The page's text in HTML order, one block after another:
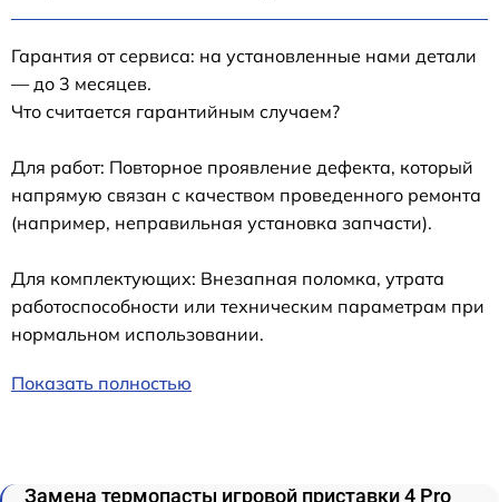
Гарантия от сервиса: на установленные нами детали
— до 3 месяцев.
Что считается гарантийным случаем?
Для работ: Повторное проявление дефекта, который
напрямую связан с качеством проведенного ремонта
(например, неправильная установка запчасти).
Для комплектующих: Внезапная поломка, утрата
работоспособности или техническим параметрам при
нормальном использовании.
Показать полностью
Замена термопасты игровой приставки 4 Pro